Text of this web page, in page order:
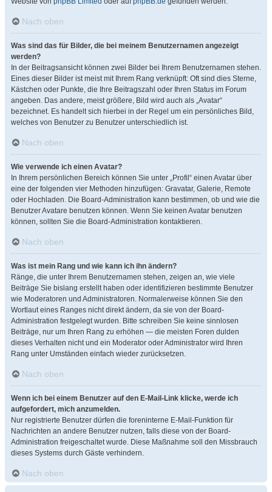
Nach oben
Was sind das für Bilder, die bei meinem Benutzernamen angezeigt
werden?
In der Beitragsansicht können zwei Bilder bei Ihrem Benutzernamen stehen.
Eines dieser Bilder ist meist mit Ihrem Rang verknüpft: Oft sind dies Sterne,
Kästchen oder Punkte, die Ihre Beitragszahl oder Ihren Status im Forum
angeben. Das andere, meist größere, Bild wird auch als „Avatar“
bezeichnet. Es handelt sich hierbei in der Regel um ein persönliches Bild,
welches von Benutzer zu Benutzer unterschiedlich ist.
Nach oben
Wie verwende ich einen Avatar?
In Ihrem persönlichen Bereich können Sie unter „Profil“ einen Avatar über
eine der folgenden vier Methoden hinzufügen: Gravatar, Galerie, Remote
oder Hochladen. Die Board-Administration kann bestimmen, ob und wie die
Benutzer Avatare benutzen können. Wenn Sie keinen Avatar benutzen
können, sollten Sie die Board-Administration kontaktieren.
Nach oben
Was ist mein Rang und wie kann ich ihn ändern?
Ränge, die unter Ihrem Benutzernamen stehen, zeigen an, wie viele
Beiträge Sie bislang erstellt haben oder identifizieren bestimmte Benutzer
wie Moderatoren und Administratoren. Normalerweise können Sie den
Wortlaut eines Ranges nicht direkt ändern, da sie von der Board-
Administration festgelegt wurden. Bitte schreiben Sie keine sinnlosen
Beiträge, nur um Ihren Rang zu erhöhen — die meisten Foren dulden
dieses Verhalten nicht und ein Moderator oder Administrator wird Ihren
Rang unter Umständen einfach wieder zurücksetzen.
Nach oben
Wenn ich bei einem Benutzer auf den E-Mail-Link klicke, werde ich
aufgefordert, mich anzumelden.
Nur registrierte Benutzer dürfen die foreninterne E-Mail-Funktion für
Nachrichten an andere Benutzer nutzen, falls diese von der Board-
Administration freigeschaltet wurde. Diese Maßnahme soll den Missbrauch
dieses Systems durch Gäste verhindern.
Nach oben